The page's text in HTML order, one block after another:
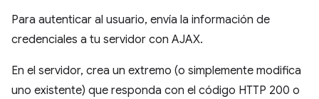
Para autenticar al usuario, envía la información de
credenciales a tu servidor con AJAX.
En el servidor, crea un extremo (o simplemente modifica
uno existente) que responda con el código HTTP 200 o